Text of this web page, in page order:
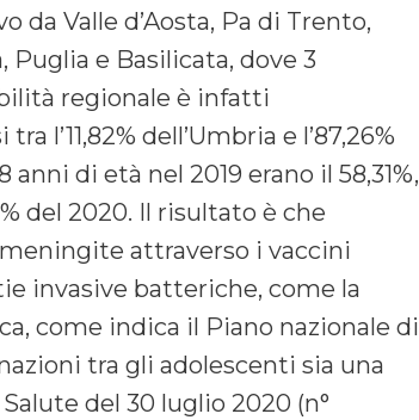
Valle d’Aosta, Pa di Trento,
Puglia e Basilicata, dove 3
regionale è infatti
l’11,82% dell’Umbria e l’87,26%
di età nel 2019 erano il 58,31%,
del 2020. Il risultato è che
attraverso i vaccini
invasive batteriche, come la
come indica il Piano nazionale di
tra gli adolescenti sia una
del 30 luglio 2020 (n°